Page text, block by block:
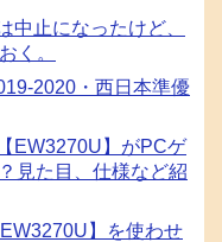
中止になったけど、
く。
2020・西日本準優
EW3270U】がPCゲ
見た目、仕様など紹
】を使わせ